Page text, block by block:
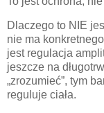
Dlaczego to NIE
nie ma
jest regulacja
jeszcze na
„zrozumieć”, tym
reguluje ciała.